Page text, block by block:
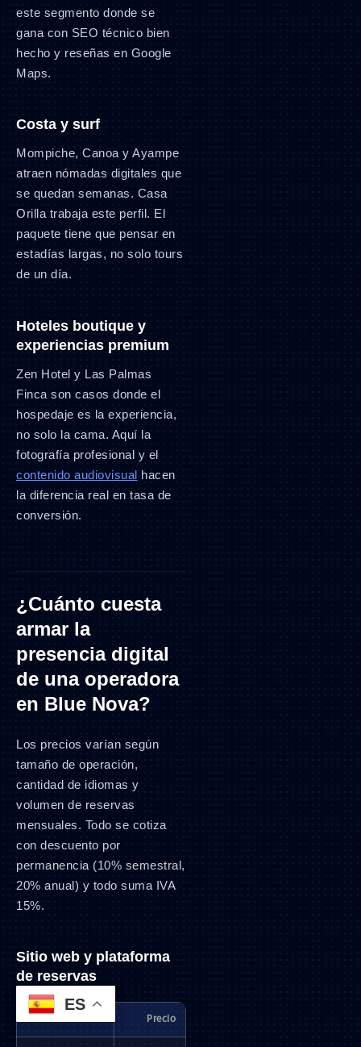
este segmento donde se
gana con SEO técnico bien
hecho y reseñas en Google
Maps.
Costa y surf
Mompiche, Canoa y Ayampe
atraen nómadas digitales que
se quedan semanas. Casa
Orilla trabaja este perfil. El
paquete tiene que pensar en
estadías largas, no solo tours
de un día.
Hoteles boutique y
experiencias premium
Zen Hotel y Las Palmas
Finca son casos donde el
hospedaje es la experiencia,
no solo la cama. Aquí la
fotografía profesional y el
contenido audiovisual hacen
la diferencia real en tasa de
conversión.
¿Cuánto cuesta
armar la
presencia digital
de una operadora
en Blue Nova?
Los precios varían según
tamaño de operación,
cantidad de idiomas y
volumen de reservas
mensuales. Todo se cotiza
con descuento por
permanencia (10% semestral,
20% anual) y todo suma IVA
15%.
Sitio web y plataforma
de reservas
Precio
ES